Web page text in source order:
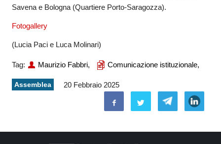
Savena e Bologna (Quartiere Porto-Saragozza).
Fotogallery
(Lucia Paci e Luca Molinari)
Tag: Maurizio Fabbri, Comunicazione istituzionale,
Assemblea 20 Febbraio 2025